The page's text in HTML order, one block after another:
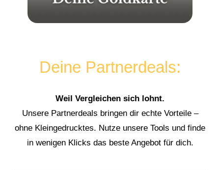
Deine Partnerdeals:
Weil Vergleichen sich lohnt.
Unsere Partnerdeals bringen dir echte Vorteile –
ohne Kleingedrucktes. Nutze unsere Tools und finde
in wenigen Klicks das beste Angebot für dich.